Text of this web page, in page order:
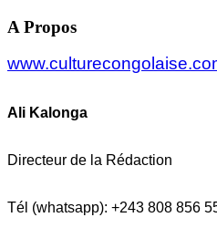
A Propos
Ali Kalonga
Directeur de la Rédaction
Tél (whatsapp): +243 808 856